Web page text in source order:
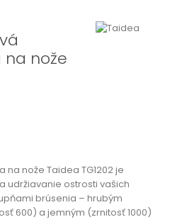
na nože
nože Taidea TG1202 je
udržiavanie ostrosti vašich
brúsenia – hrubým
600) a jemným (zrnitosť 1000)